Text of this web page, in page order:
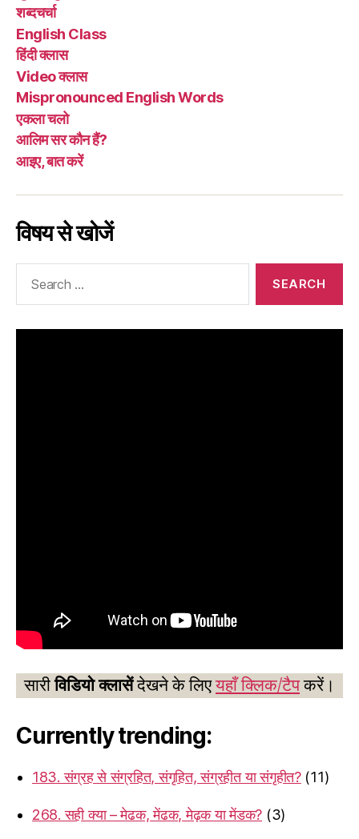
शब्दचर्चा
English Class
हिंदी क्लास
Video क्लास
Mispronounced English Words
एकला चलो
आलिम सर कौन हैं?
आइए, बात करें
विषय से खोजें
सारीविडियो क्लासेंदेखने के लिएयहाँ क्लिक/टैपकरें।
Currently trending:
183. संग्रह से संग्रहित, संगृहित, संग्रहीत या संगृहीत? (11)
268. सही क्या – मेढक, मेंढक, मेढ़क या मेंडक? (3)